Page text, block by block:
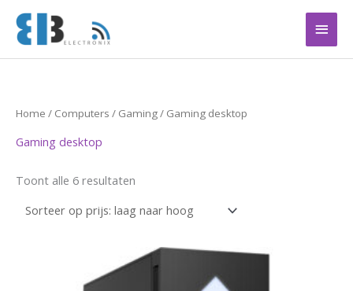
naar
inhoud
Home / Computers / Gaming/ Gaming desktop
Gaming desktop
Toont alle 6 resultaten
Gesorteerd
op